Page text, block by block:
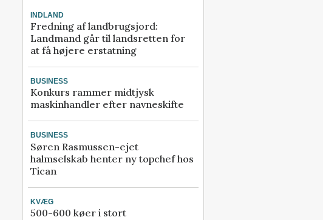
INDLAND
Fredning af landbrugsjord:
Landmand går til landsretten for
at få højere erstatning
BUSINESS
Konkurs rammer midtjysk
maskinhandler efter navneskifte
BUSINESS
Søren Rasmussen-ejet
halmselskab henter ny topchef hos
Tican
KVÆG
500-600 køer i stort